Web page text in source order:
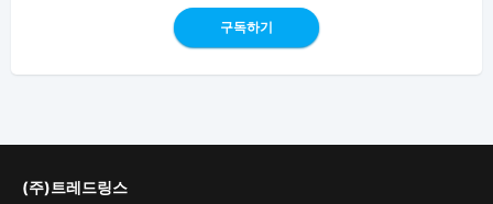
구독하기
(주)트레드링스